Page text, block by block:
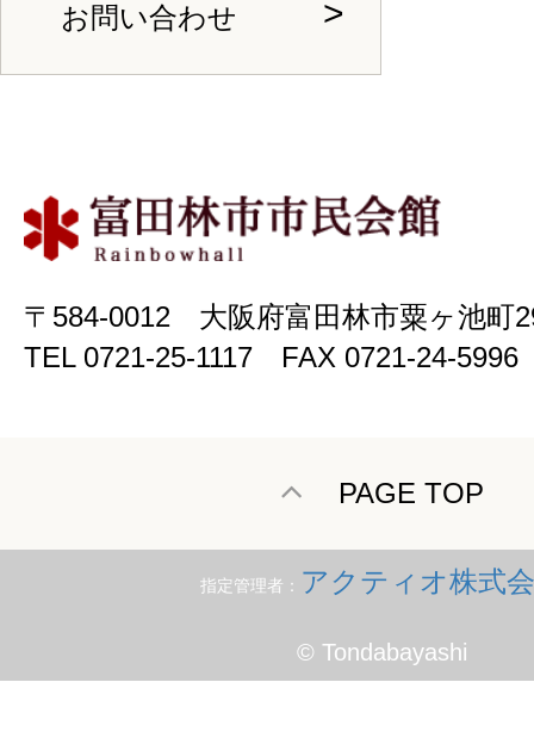
お問い合わせ
〒584-0012 大阪府富田林市粟ヶ池町
TEL 0721-25-1117 FAX 0721-24-5996
PAGE TOP
指定管理者： アクティオ株式
© Tondabayashi